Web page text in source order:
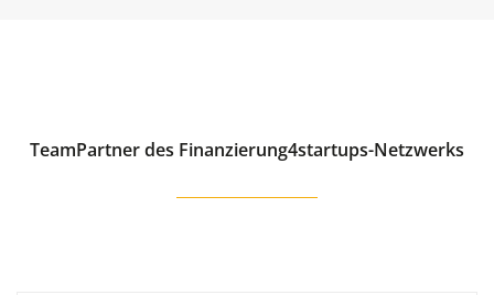
TeamPartner des Finanzierung4startups-Netzwerks